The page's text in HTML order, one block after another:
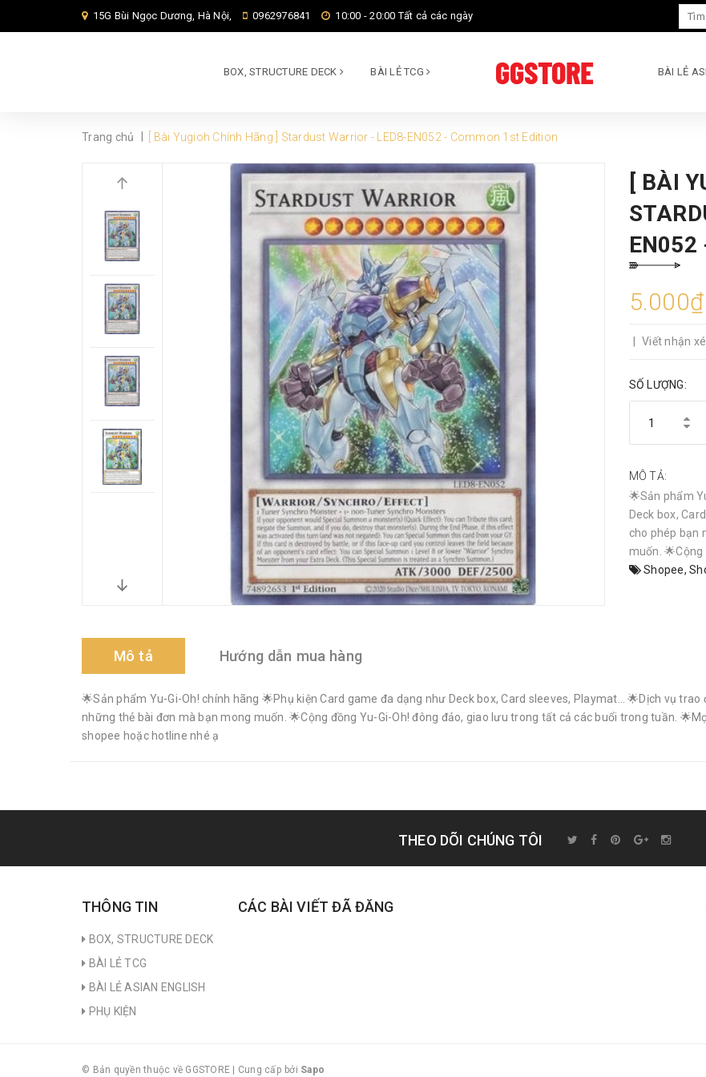
15G Bùi Ngọc Dương, Hà Nội, 0962976841 10:00 - 20:00 Tất cả các ngày
BOX, STRUCTURE DECK BÀI LẺ TCG BÀI LẺ
Trang chủ [ Bài Yugioh Chính Hãng ] Stardust Warrior - LED8-EN052 - Common 1st Edition
[ BÀI
EN052
5.000₫
Viết nhận
SỐ LƯỢNG:
MÔ TẢ:
🌟Sản phẩm
Deck box,
cho phép bạn
muốn. 🌟Cộng
Shopee,
Mô tả Hướng dẫn mua hàng
🌟Sản phẩm Yu-Gi-Oh! chính hãng 🌟Phụ kiện Card game đa dạng như Deck box, Card sleeves, Playmat… 🌟Dịch vụ
những thẻ bài đơn mà bạn mong muốn. 🌟Cộng đồng Yu-Gi-Oh! đông đảo, giao lưu trong tất cả các buổi trong tuần.
shopee hoặc hotline nhé ạ
THEO DÕI CHÚNG TÔI
THÔNG TIN
BOX, STRUCTURE DECK
BÀI LẺ TCG
BÀI LẺ ASIAN ENGLISH
PHỤ KIỆN
CÁC BÀI VIẾT ĐÃ ĐĂNG
© Bản quyền thuộc về GGSTORE | Cung cấp bởi Sapo